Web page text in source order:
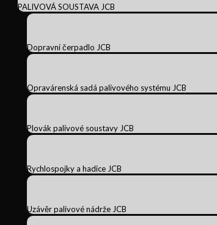
PALIVOVÁ SOUSTAVA JCB
Dopravní čerpadlo JCB
Opravárenská sadá palivového systému JCB
Plovák palivové soustavy JCB
Rychlospojky a hadice JCB
Uzávěr palivové nádrže JCB